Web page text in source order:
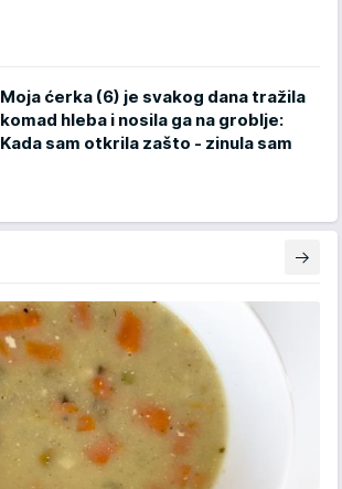
Moja ćerka (6) je svakog dana tražila
komad hleba i nosila ga na groblje:
Kada sam otkrila zašto - zinula sam